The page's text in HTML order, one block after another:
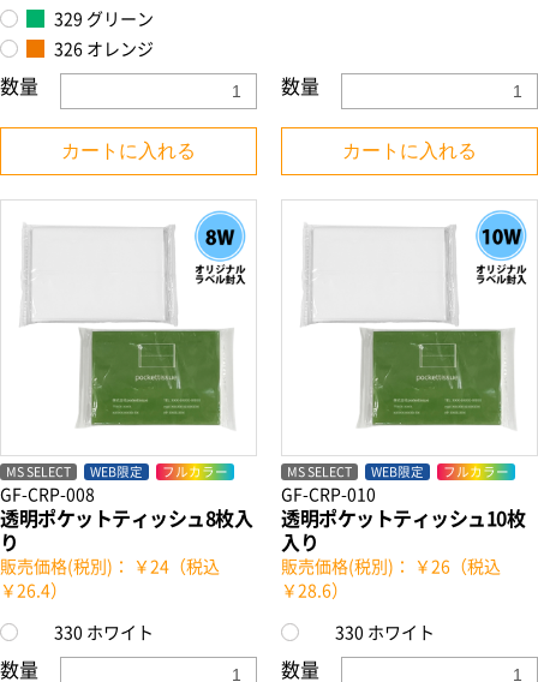
329 グリーン
326 オレンジ
数量
カートに入れる
数量
カートに入れる
MS SELECT WEB限定 フルカラー
GF-CRP-008
透明ポケットティッシュ8枚入
り
販売価格(税別)： ￥24（税込
￥26.4）
330 ホワイト
数量
MS SELECT WEB限定 フルカラー
GF-CRP-010
透明ポケットティッシュ10枚
入り
販売価格(税別)： ￥26（税込
￥28.6）
330 ホワイト
数量